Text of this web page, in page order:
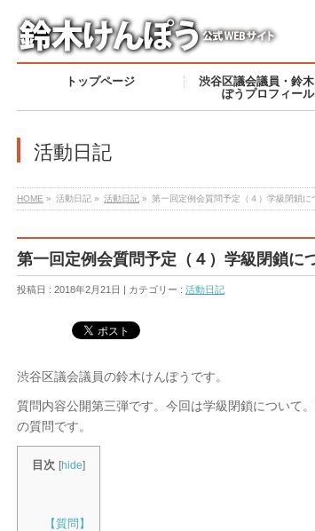
トップページ
渋谷区議会議員・鈴
ぽうプロフィール
活動日記
HOME » 活動日記 » 活動日記 » 第一回定例会質問予定（４）学級閉鎖に
第一回定例会質問予定（４）学級閉鎖に
投稿日 : 2018年2月21日 | カテゴリー : 活動日記
渋谷区議会議員の鈴木けんぽうです。
質問内容公開第三弾です。今回は学級閉鎖について
の質問です。
目次 [hide]
【質問】